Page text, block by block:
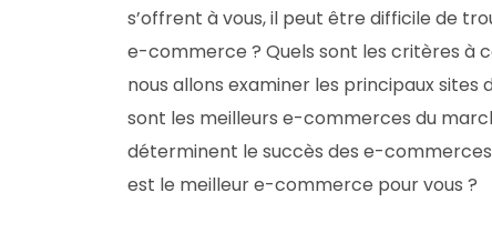
s’offrent à vous, il peut être difficile de
e-commerce ? Quels sont les critères à
nous allons examiner les principaux
sont les meilleurs e-commerces du
déterminent le succès des e-
est le meilleur e-commerce pour vous ?